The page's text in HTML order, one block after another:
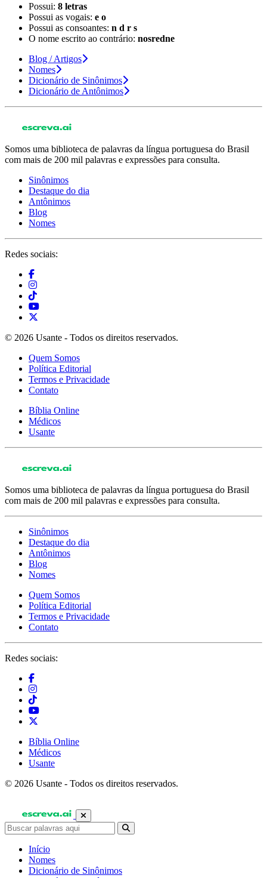
Possui: 8 letras
Possui as vogais: e o
Possui as consoantes: n d r s
O nome escrito ao contrário: nosredne
Blog / Artigos
Nomes
Dicionário de Sinônimos
Dicionário de Antônimos
Somos uma biblioteca de palavras da língua portuguesa do Brasil
com mais de 200 mil palavras e expressões para consulta.
Sinônimos
Destaque do dia
Antônimos
Blog
Nomes
Redes sociais:
© 2026 Usante - Todos os direitos reservados.
Quem Somos
Política Editorial
Termos e Privacidade
Contato
Bíblia Online
Médicos
Usante
Somos uma biblioteca de palavras da língua portuguesa do Brasil
com mais de 200 mil palavras e expressões para consulta.
Sinônimos
Destaque do dia
Antônimos
Blog
Nomes
Quem Somos
Política Editorial
Termos e Privacidade
Contato
Redes sociais:
Bíblia Online
Médicos
Usante
© 2026 Usante - Todos os direitos reservados.
Início
Nomes
Dicionário de Sinônimos